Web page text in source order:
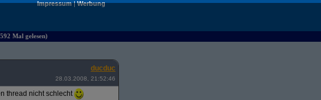
Impressum|Werbung
Mal gelesen)
ducduc
28.03.2008, 21:52:46
thread nicht schlecht